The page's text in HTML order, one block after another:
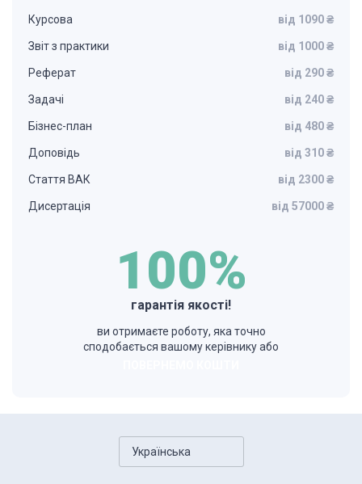
Курсова від 1090 ₴
Звіт з практики від 1000 ₴
Реферат від 290 ₴
Задачі від 240 ₴
Бізнес-план від 480 ₴
Доповідь від 310 ₴
Стаття ВАК від 2300 ₴
Дисертація від 57000 ₴
100%
гарантія якості!
ви отримаєте роботу, яка точно
сподобається вашому керівнику або
Українська